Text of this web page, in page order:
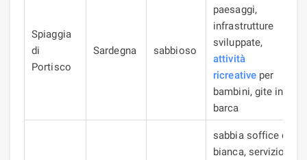
Spiaggia
di
Portisco
Sardegna sabbioso
paesaggi,
infrastrutture
sviluppate,
attività
ricreative per
bambini, gite in
barca
sabbia soffice e
bianca, servizio